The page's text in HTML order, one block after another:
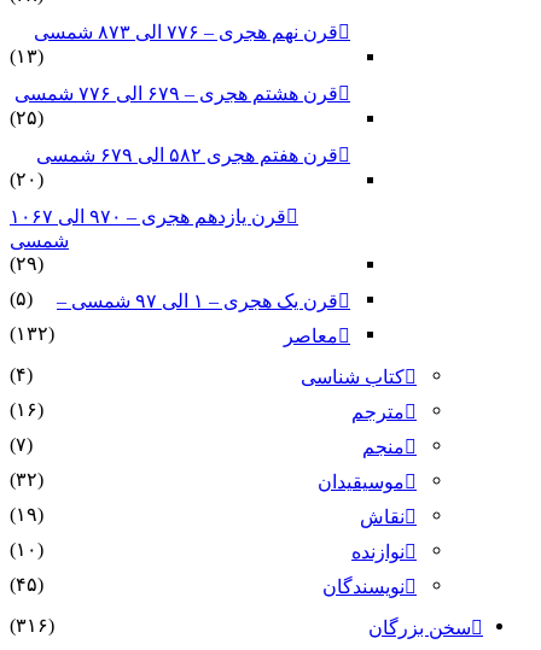
قرن نهم هجری – ۷۷۶ الی ۸۷۳ شمسی
(۱۳)
قرن هشتم هجری – ۶۷۹ الی ۷۷۶ شمسی
(۲۵)
قرن هفتم هجری ۵۸۲ الی ۶۷۹ شمسی
(۲۰)
قرن یازدهم هجری – ۹۷۰ الی ۱۰۶۷
شمسی
(۲۹)
قرن یک هجری – ۱ الی ۹۷ شمسی –
(۵)
معاصر
(۱۳۲)
کتاب شناسی
(۴)
مترجم
(۱۶)
منجم
(۷)
موسیقیدان
(۳۲)
نقاش
(۱۹)
نوازنده
(۱۰)
نویسندگان
(۴۵)
سخن بزرگان (۳۱۶)